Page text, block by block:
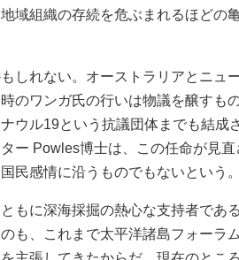
域組織の存続を危ぶまれるほどの
しれない。オーストラリアとニュ
のワンガ氏の行いは物議を醸すも
ウル19という抗議団体までも結成
ー Powles博士は、この任命が見
民感情に沿うものでもないという。
もに深海採掘の熱心な支持者であ
も、これまで太平洋諸島フォーラ